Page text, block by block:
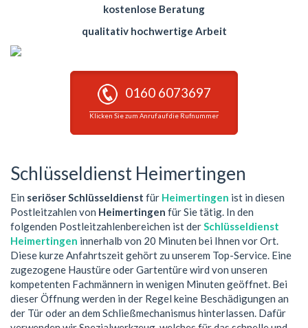
kostenlose Beratung
qualitativ hochwertige Arbeit
0160 6073697
Klicken Sie zum Anruf auf die Rufnummer
Schlüsseldienst Heimertingen
Ein seriöser Schlüsseldienst für Heimertingen ist in diesen
Postleitzahlen von Heimertingen für Sie tätig. In den
folgenden Postleitzahlenbereichen ist derSchlüsseldienst
Heimertingen innerhalb von 20 Minuten bei Ihnen vor Ort.
Diese kurze Anfahrtszeit gehört zu unserem Top-Service. Eine
zugezogene Haustüre oder Gartentüre wird von unseren
kompetenten Fachmännern in wenigen Minuten geöffnet. Bei
dieser Öffnung werden in der Regel keine Beschädigungen an
der Tür oder an dem Schließmechanismus hinterlassen. Dafür